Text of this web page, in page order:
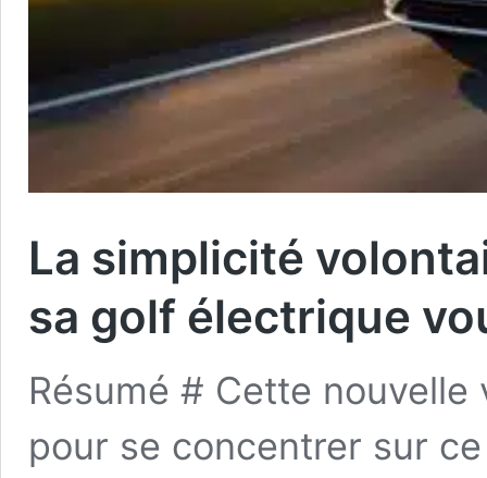
La simplicité
sa golf électrique
Résumé # Cette
pour se concentrer sur